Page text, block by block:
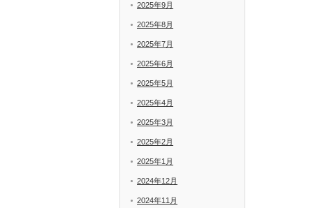
2025年9月
2025年8月
2025年7月
2025年6月
2025年5月
2025年4月
2025年3月
2025年2月
2025年1月
2024年12月
2024年11月